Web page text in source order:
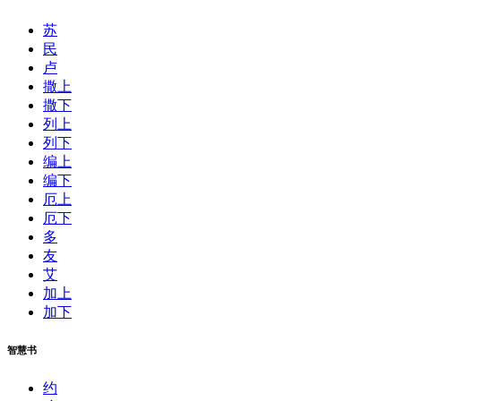
苏
民
卢
撒上
撒下
列上
列下
编上
编下
厄上
厄下
多
友
艾
加上
加下
智慧书
约